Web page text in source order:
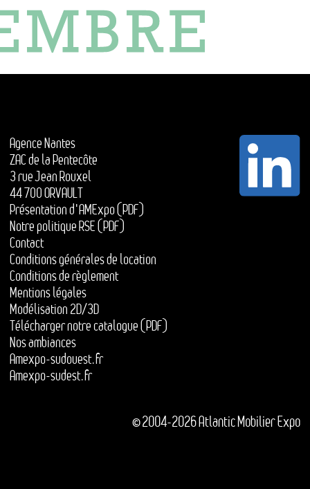
Agence Nantes
ZAC de la Pentecôte
3 rue Jean Rouxel
44 700 ORVAULT
Présentation d'AMExpo (PDF)
Notre politique RSE (PDF)
Contact
Conditions générales de location
Conditions de règlement
Mentions légales
Modélisation 2D/3D
Télécharger notre catalogue (PDF)
Nos ambiances
Amexpo-sudouest.fr
Amexpo-sudest.fr
© 2004-2026 Atlantic Mobilier Expo